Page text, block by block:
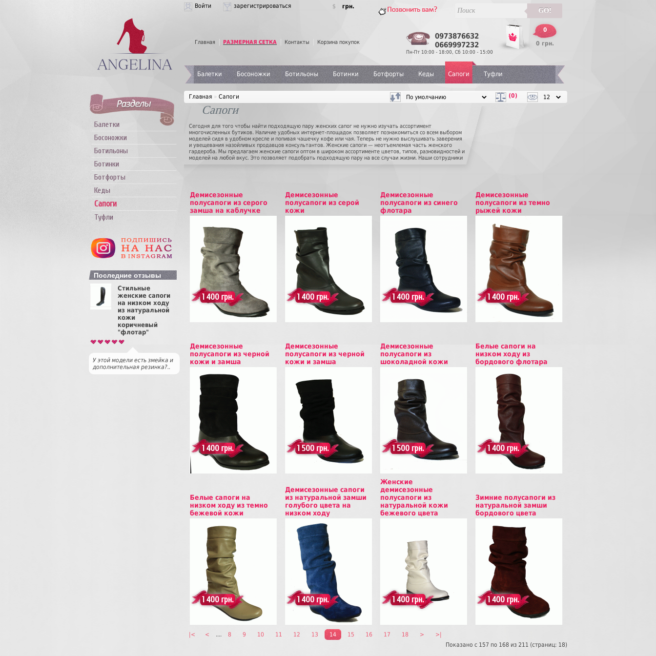
$ грн.
Перезвонить
0
0 грн.
GO!
Войти зарегистрироваться
0973876632
0669997232
Пн-Пт 10:00 - 18:00, Сб 10:00 - 15:00
Главная РАЗМЕРНАЯ СЕТКА Контакты Корзина покупок
Балетки Босоножки Ботильоны Ботинки Ботфорты Кеды Сапоги Туфли
Балетки
Босоножки
Ботильоны
Ботинки
Ботфорты
Кеды
Сапоги
Туфли
Последние отзывы
Стильные
женские сапоги
на низком ходу
из натуральной
кожи
коричневый
"флотар"
У этой модели есть змейка и
дополнительная резинка?..
Главная » Сапоги (0)
Сапоги
Сегодня для того чтобы найти подходящую пару женских сапог не нужно изучать ассортимент
многочисленных бутиков. Наличие удобных интернет-площадок позволяет познакомиться со всем выбором
моделей сидя в удобном кресле и попивая чашечку кофе или чая. Теперь не нужно выслушивать заверения
и увещевания назойливых продавцов консультантов. Женские сапоги — неотъемлемая часть женского
гардероба. Мы предлагаем женские сапоги оптом в широком ассортименте цветов, типов, разновидностей и
моделей на любой вкус. Это позволяет подобрать подходящую пару на все случаи жизни. Наши сотрудники
предлагают женские сапоги оптом в ассортименте и постоянно следят за новыми трендами, предлагая
исключительный комфорт.
Демисезонные
полусапоги из серого
замша на каблучке
Купить
1 400 грн.
Демисезонные
полусапоги из серой
кожи
Купить
1 400 грн.
Демисезонные
полусапоги из синего
флотара
Купить
1 400 грн.
Демисезонные
полусапоги из темно
рыжей кожи
Купить
1 400 грн.
Демисезонные
полусапоги из черной
кожи и замша
Купить
1 400 грн.
Демисезонные
полусапоги из черной
кожи и замша
Купить
1 500 грн.
Демисезонные
полусапоги из
шоколадной кожи
Купить
1 500 грн.
Белые сапоги на
низком ходу из
бордового флотара
Купить
1 400 грн.
Белые сапоги на
низком ходу из темно
бежевой кожи
Купить
1 400 грн.
Демисезонные сапоги
из натуральной замши
голубого цвета на
низком ходу
Купить
1 400 грн.
Женские
демисезонные
полусапоги из
натуральной кожи
бежевого цвета
Купить
1 400 грн.
Зимние полусапоги из
натуральной замши
бордового цвета
Купить
1 400 грн.
|< < .... 8 9 10 11 12 13 14 15 16 17 18 >
>|
Показано с 157 по 168 из 211 (страниц: 18)